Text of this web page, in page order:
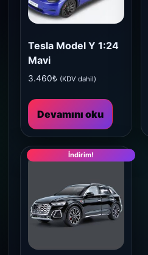
Tesla Model Y 1:24
Mavi
3.460₺ (KDV dahil)
Devamını oku
İndirim!